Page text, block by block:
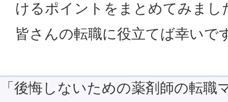
けるポイントをまとめてみまし
皆さんの転職に役立てば幸いで
「後悔しないための薬剤師の転職